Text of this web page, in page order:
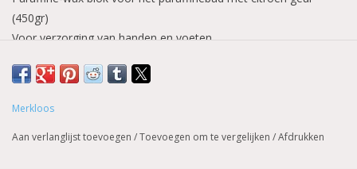
(450gr)
Voor verzorging van handen en voeten.
Prijzen zijn incl. BTW
Merkloos
Aan verlanglijst toevoegen /Toevoegen om te vergelijken /Afdrukken